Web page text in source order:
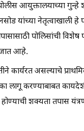
आयुक्तालयाच्या
यांच्या नेतृत्वाखाली हे
पोलिसांची
जात आहे.
कार्यरत असल्याचे
लागू करण्याबाबत
शक्यता तपास